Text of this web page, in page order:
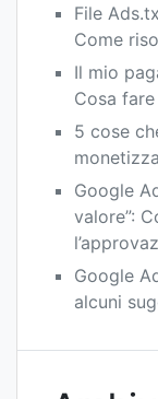
File
Come
Il mio
Cosa fare
5 cose
Google
valore”:
Google
alcuni